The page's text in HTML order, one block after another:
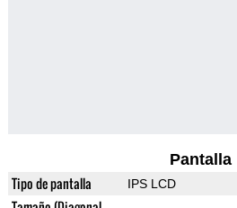
Pantalla
Tipo de pantalla IPS LCD